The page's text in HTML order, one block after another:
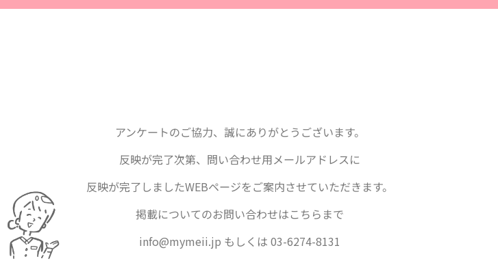
アンケートのご協力、誠にありがとうございます。
反映が完了次第、問い合わせ用メールアドレスに
反映が完了しましたWEBページをご案内させていただきます。
掲載についてのお問い合わせはこちらまで
info@mymeii.jp もしくは 03-6274-8131